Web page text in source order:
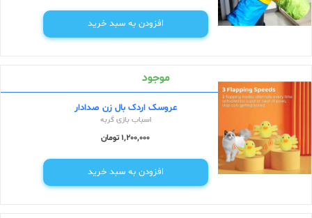
افزودن به سبد خرید
موجود
عروسک اردک بال زن صدادار
اسباب بازی گربه
1,200,000 تومان
افزودن به سبد خرید